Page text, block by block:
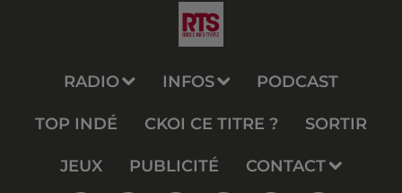
RADIO INFOS PODCAST
TOP INDÉ CKOI CE TITRE ? SORTIR
JEUX PUBLICITÉ CONTACT